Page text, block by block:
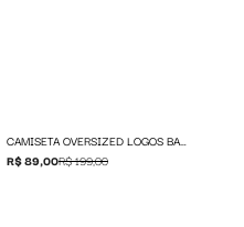
CAMISETA OVERSIZED LOGOS BAWXHELLO KITTY
R$ 89,00R$ 199,00